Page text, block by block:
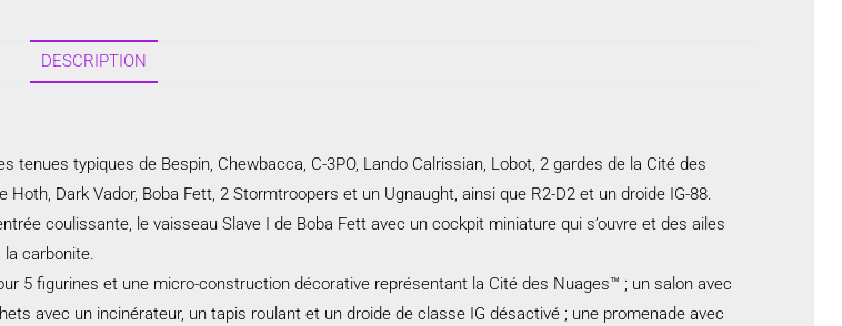
DESCRIPTION
tenues typiques de Bespin, Chewbacca, C-3PO, Lando Calrissian, Lobot, 2 gardes de la Cité des
Dark Vador, Boba Fett, 2 Stormtroopers et un Ugnaught, ainsi que R2-D2 et un droide IG-88.
coulissante, le vaisseau Slave I de Boba Fett avec un cockpit miniature qui s’ouvre et des ailes
carbonite.
5 figurines et une micro-construction décorative représentant la Cité des Nuages™ ; un salon avec
avec un incinérateur, un tapis roulant et un droide de classe IG désactivé ; une promenade avec